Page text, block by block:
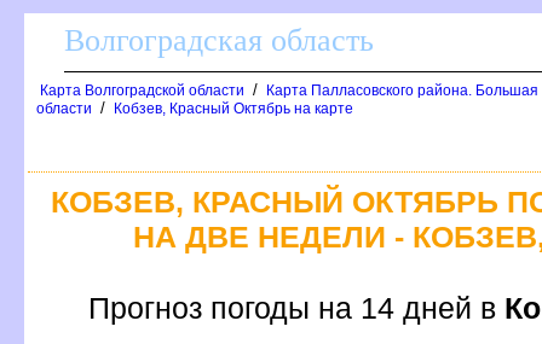
олгоградская область
Карта Волгоградской области /
Карта Палласовского района.
области / Кобзев, Красный Октябрь на карте
КОБЗЕВ, КРАСНЫЙ ОКТЯБРЬ
НА ДВЕ НЕДЕЛИ -
Прогноз погоды на 14 дней